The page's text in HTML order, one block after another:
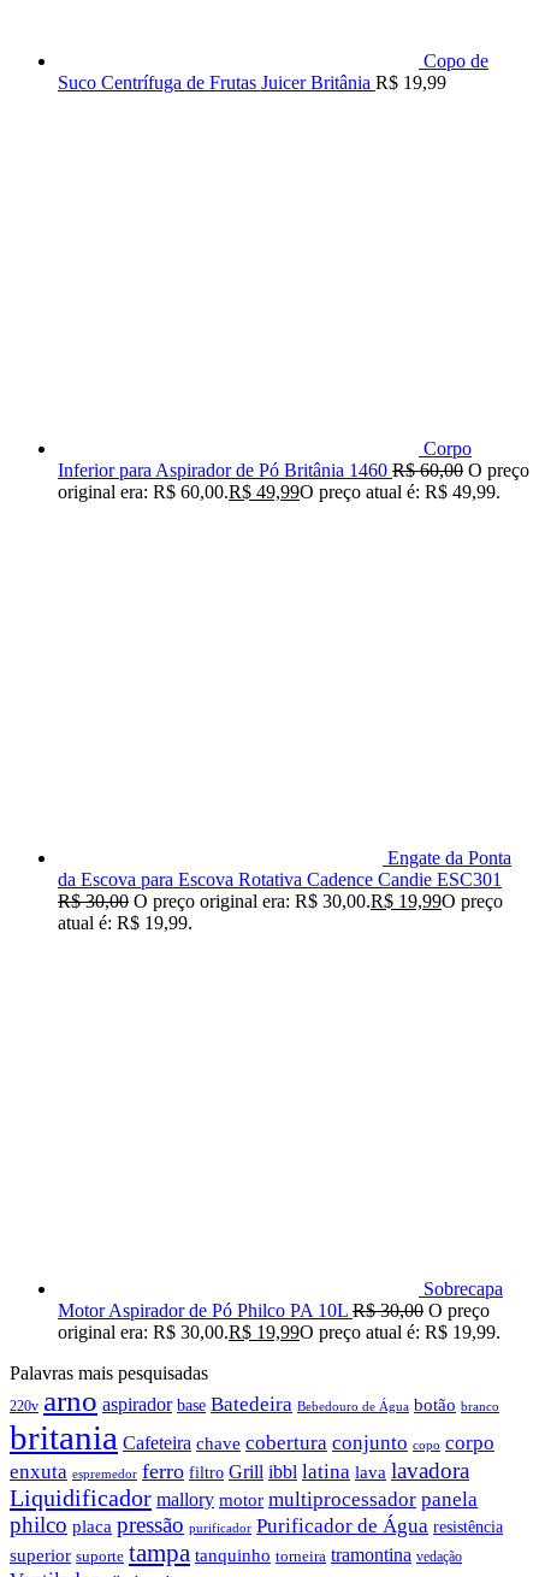
Copo de
Suco Centrífuga de Frutas Juicer Britânia R$ 19,99
Corpo
Inferior para Aspirador de Pó Britânia 1460 R$60,00 O preço
original era: R$ 60,00.R$ 49,99O preço atual é: R$ 49,99.
Engate da Ponta
da Escova para Escova Rotativa Cadence Candie ESC301
R$30,00 O preço original era: R$ 30,00.R$ 19,99O preço
atual é: R$ 19,99.
Sobrecapa
Motor Aspirador de Pó Philco PA 10L R$30,00 O preço
original era: R$ 30,00.R$ 19,99O preço atual é: R$ 19,99.
Palavras mais pesquisadas
220v arno aspirador base Batedeira Bebedouro de Água botão branco
britania Cafeteira chave cobertura conjunto copo corpo
enxuta espremedor ferro filtro Grill ibbl latina lava lavadora
Liquidificador mallory motor multiprocessador panela
philco placa pressão purificador Purificador de Água resistência
superior suporte tampa tanquinho torneira tramontina vedação